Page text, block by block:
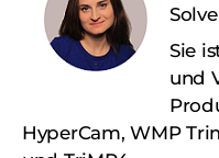
Sie
und
HyperCam, WMP